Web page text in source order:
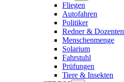
Fliegen
Autofahren
Politiker
Redner & Dozenten
Menschenmenge
Solarium
Fahrstuhl
Prüfungen
Tiere & Insekten